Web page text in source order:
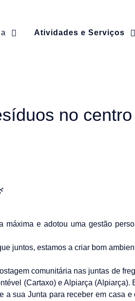
Atividades e Serviços
no
e adotou uma gestão
juntos, estamos a criar bom
comunitária nas juntas de
(Cartaxo) e Alpiarça
a sua Junta para receber em casa